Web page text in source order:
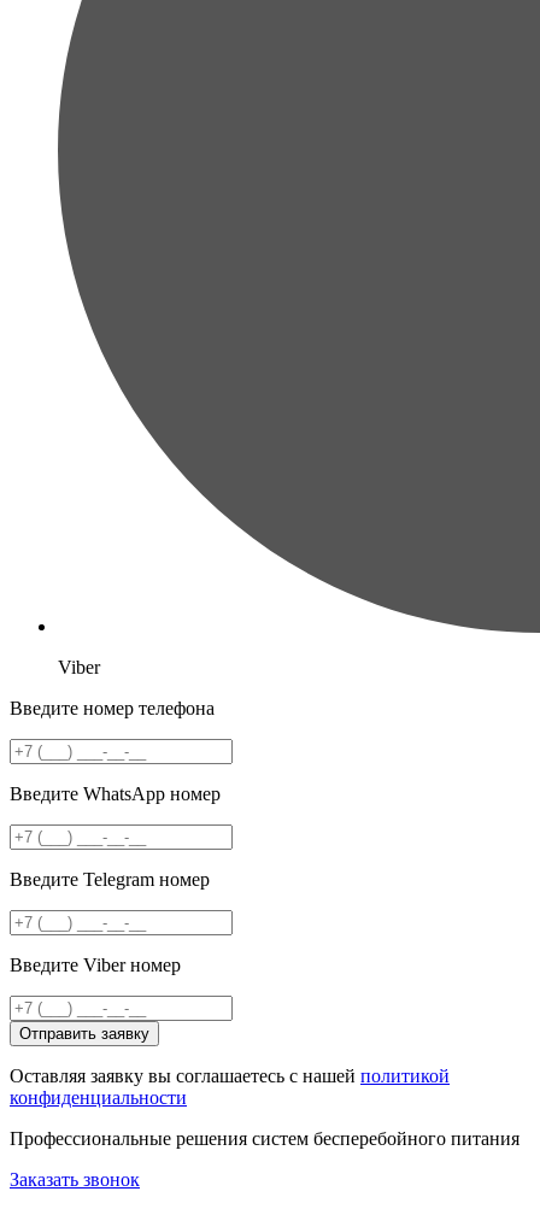
Viber
Введите номер телефона
Введите WhatsApp номер
Введите Telegram номер
Введите Viber номер
Отправить заявку
Оставляя заявку вы соглашаетесь с нашей политикой
конфиденциальности
Профессиональные решения систем бесперебойного питания
Заказать звонок